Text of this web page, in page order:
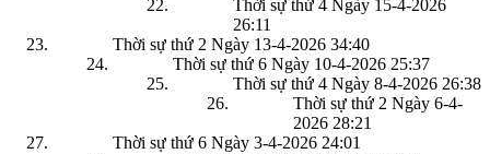
Thời sự thứ 4 Ngày 15-4-2026
26:11
Thời sự thứ 2 Ngày 13-4-2026 34:40
Thời sự thứ 6 Ngày 10-4-2026 25:37
Thời sự thứ 4 Ngày 8-4-2026 26:38
Thời sự thứ 2 Ngày 6-4-
2026 28:21
Thời sự thứ 6 Ngày 3-4-2026 24:01